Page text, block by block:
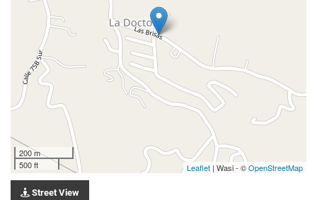
200 m
500 ft
Leaflet | Wasi - ©OpenStreetMap
Street View